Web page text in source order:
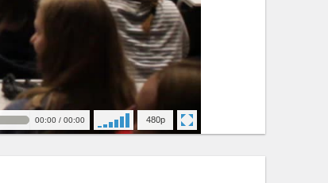
00:00 / 00:00 480